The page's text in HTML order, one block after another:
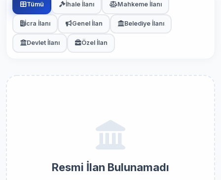
Tümü İhale İlanı Mahkeme İlanı
İcra İlanı Genel İlan Belediye İlanı
Devlet İlanı Özel İlan
Resmi İlan Bulunamadı